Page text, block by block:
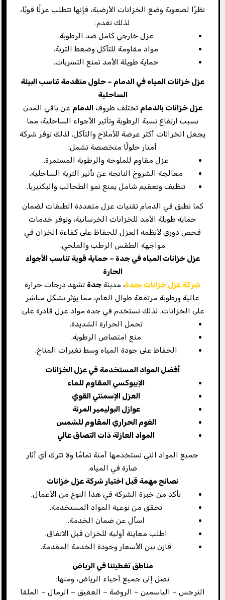
نظرًا لصعوبة وضع الخزانات الأرضية، فإنها تتطلب عزلًا قويًا،
لذلك نقدم:
عزل خارجي كامل ضد الرطوبة.
مواد مقاومة للتآكل وضغط التربة.
حماية طويلة الأمد تمنع التسربات.
عزل خزانات المياه في الدمام – حلول متقدمة تناسب البيئة
الساحلية
عزل خزانات بالدمام تختلف ظروف الدمام عن باقي المدن
بسبب ارتفاع نسبة الرطوبة وتأثير الأجواء الساحلية، مما
يجعل الخزانات أكثر عرضة للأملاح والتآكل. لذلك توفر شركة
أمتار حلولًا متخصصة تشمل:
عزل مقاوم للملوحة والرطوبة المستمرة.
معالجة الشروخ الناتجة عن تأثير التربة الساحلية.
تنظيف وتعقيم شامل يمنع نمو الطحالب والبكتيريا.
كما نطبق في الدمام تقنيات عزل متعددة الطبقات لضمان
حماية طويلة الأمد للخزانات الخرسانية، ونوفر خدمات
فحص دوري لأنظمة العزل للحفاظ على كفاءة الخزان في
مواجهة الطقس الرطب والملحي.
عزل خزانات المياه في جدة – حماية قوية تناسب الأجواء
الحارة
شركة عزل خزانات بجدة، مدينة جدة تشهد درجات حرارة
عالية ورطوبة مرتفعة طوال العام، مما يؤثر بشكل مباشر
على الخزانات. لذلك نستخدم في جدة مواد عزل قادرة على:
تحمل الحرارة الشديدة.
منع امتصاص الرطوبة.
الحفاظ على جودة المياه وسط تغيرات المناخ.
أفضل المواد المستخدمة في عزل الخزانات
الإيبوكسي المقاوم للماء
العزل الإسمنتي القوي
عوازل البوليمير المرنة
الفوم الحراري المقاوم للشمس
المواد العازلة ذات التصاق عالي
جميع المواد التي نستخدمها آمنة تمامًا ولا تترك أي آثار
ضارة في المياه.
نصائح مهمة قبل اختيار شركة عزل خزانات
تأكد من خبرة الشركة في هذا النوع من الأعمال.
تحقق من نوعية المواد المستخدمة.
اسأل عن ضمان الخدمة.
اطلب معاينة أولية للخزان قبل الاتفاق.
قارن بين الأسعار وجودة الخدمة المقدمة.
مناطق تغطيتنا في الرياض
نصل إلى جميع أحياء الرياض، ومنها:
النرجس – الياسمين – الروضة – العقيق – الرمال – الملقا